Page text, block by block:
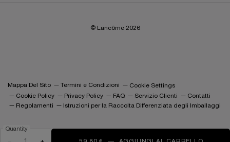
Quantity
© Lancôme 2026
Mappa Del Sito Termini e Condizioni
Cookie Settings
Cookie Policy
Privacy Policy FAQ Servizio Clienti
Contatti
Regolamenti
Istruzioni per la Raccolta Differenziata degli Imballaggi